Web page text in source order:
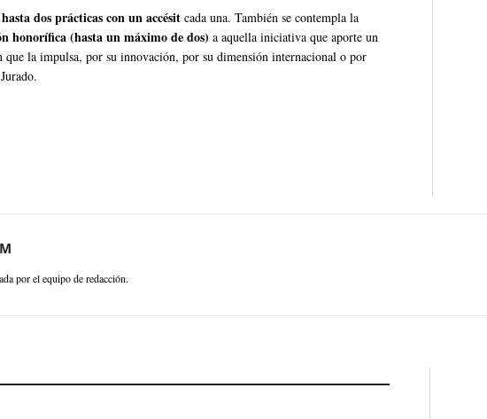
hasta dos prácticas con un accésit cada una. También se contempla la
honorífica (hasta un máximo de dos) a aquella iniciativa que aporte un
la impulsa, por su innovación, por su dimensión internacional o por
por el equipo de redacción.